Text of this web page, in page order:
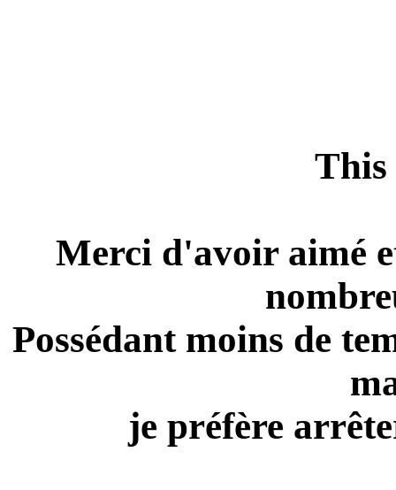
This
Merci d'avoir aimé
Possédant moins de
je préfère